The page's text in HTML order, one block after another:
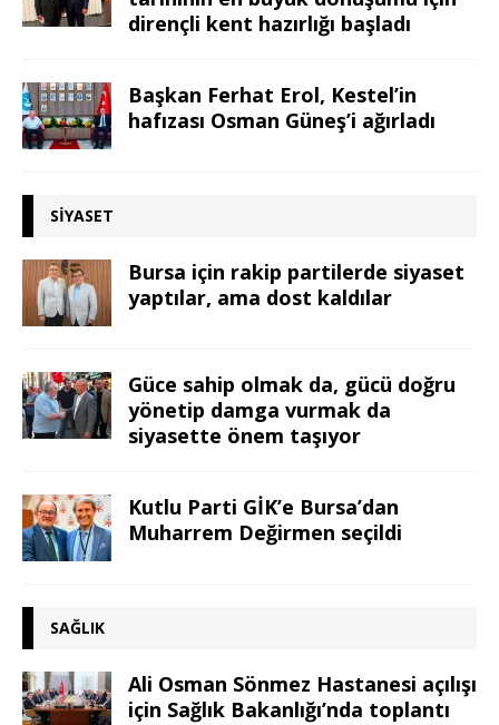
dirençli kent hazırlığı başladı
Başkan Ferhat Erol, Kestel’in
hafızası Osman Güneş’i ağırladı
SIYASET
Bursa için rakip partilerde siyaset
yaptılar, ama dost kaldılar
Güce sahip olmak da, gücü doğru
yönetip damga vurmak da
siyasette önem taşıyor
Kutlu Parti GİK’e Bursa’dan
Muharrem Değirmen seçildi
SAĞLIK
Ali Osman Sönmez Hastanesi açılışı
için Sağlık Bakanlığı’nda toplantı